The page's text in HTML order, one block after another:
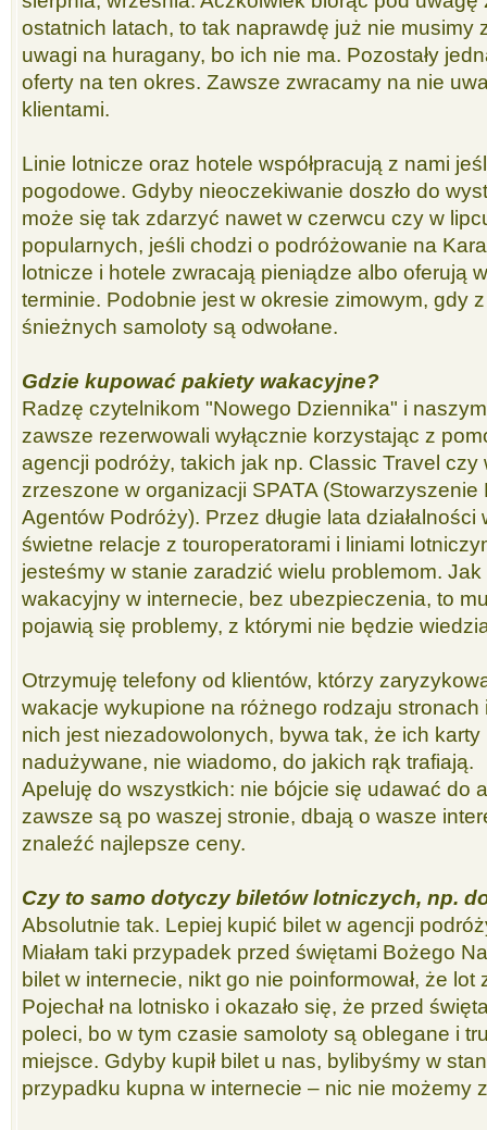
ostatnich latach, to tak naprawdę już nie musimy
uwagi na huragany, bo ich nie ma. Pozostały
oferty na ten okres. Zawsze zwracamy na nie
klientami.
Linie lotnicze oraz hotele współpracują z nami
pogodowe. Gdyby nieoczekiwanie doszło do
może się tak zdarzyć nawet w czerwcu czy w
popularnych, jeśli chodzi o podróżowanie na
lotnicze i hotele zwracają pieniądze albo oferują
terminie. Podobnie jest w okresie zimowym, gdy
śnieżnych samoloty są odwołane.
Gdzie kupować pakiety wakacyjne?
Radzę czytelnikom "Nowego Dziennika" i
zawsze rezerwowali wyłącznie korzystając z
agencji podróży, takich jak np. Classic Travel czy
zrzeszone w organizacji SPATA
Agentów Podróży). Przez długie lata
świetne relacje z touroperatorami i liniami
jesteśmy w stanie zaradzić wielu problemom.
wakacyjny w internecie, bez ubezpieczenia, to
pojawią się problemy, z którymi nie będzie
Otrzymuję telefony od klientów, którzy
wakacje wykupione na różnego rodzaju stronach
nich jest niezadowolonych, bywa tak, że ich
nadużywane, nie wiadomo, do jakich rąk trafiają.
Apeluję do wszystkich: nie bójcie się udawać do
zawsze są po waszej stronie, dbają o wasze
znaleźć najlepsze ceny.
Czy to samo dotyczy biletów lotniczych, np.
Absolutnie tak. Lepiej kupić bilet w agencji
Miałam taki przypadek przed świętami Bożego
bilet w internecie, nikt go nie poinformował, że lot
Pojechał na lotnisko i okazało się, że przed
poleci, bo w tym czasie samoloty są oblegane i
miejsce. Gdyby kupił bilet u nas, bylibyśmy w
przypadku kupna w internecie – nic nie możemy